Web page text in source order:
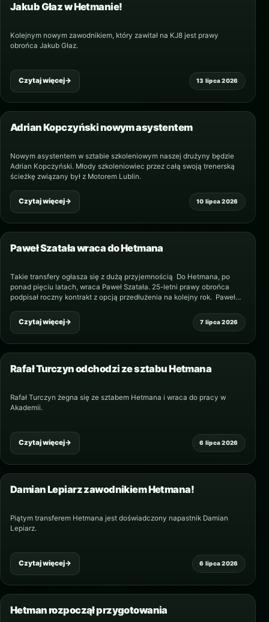
13 lipca 2026
Jakub Głaz w Hetmanie!
Kolejnym nowym zawodnikiem, który zawitał na KJ8 jest prawy
obrońca Jakub Głaz.
Czytaj więcej→
10 lipca 2026
Adrian Kopczyński nowym asystentem
Nowym asystentem w sztabie szkoleniowym naszej drużyny będzie
Adrian Kopczyński. Młody szkoleniowiec przez całą swoją trenerską
ścieżkę związany był z Motorem Lublin.
Czytaj więcej→
7 lipca 2026
Paweł Szatała wraca do Hetmana
Takie transfery ogłasza się z dużą przyjemnością Do Hetmana, po
ponad pięciu latach, wraca Paweł Szatała. 25-letni prawy obrońca
podpisał roczny kontrakt z opcją przedłużenia na kolejny rok. Paweł
Czytaj więcej→
6 lipca 2026
Rafał Turczyn odchodzi ze sztabu Hetmana
Rafał Turczyn żegna się ze sztabem Hetmana i wraca do pracy w
Akademii.
Czytaj więcej→
6 lipca 2026
Damian Lepiarz zawodnikiem Hetmana!
Piątym transferem Hetmana jest doświadczony napastnik Damian
Lepiarz.
Czytaj więcej→
Hetman rozpoczął przygotowania